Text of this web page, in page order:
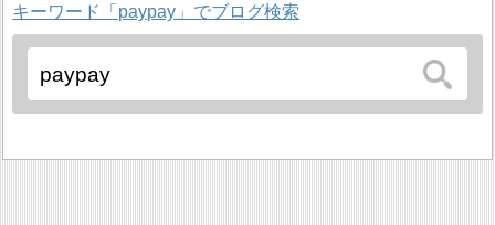
キーワード「paypay」でブログ検索